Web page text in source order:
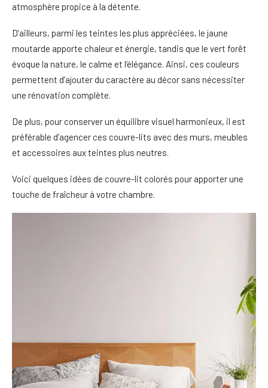
atmosphère propice à la détente.
D’ailleurs, parmi les teintes les plus appréciées, le jaune
moutarde apporte chaleur et énergie, tandis que le vert forêt
évoque la nature, le calme et l’élégance. Ainsi, ces couleurs
permettent d’ajouter du caractère au décor sans nécessiter
une rénovation complète.
De plus, pour conserver un équilibre visuel harmonieux, il est
préférable d’agencer ces couvre-lits avec des murs, meubles
et accessoires aux teintes plus neutres.
Voici quelques idées de couvre-lit colorés pour apporter une
touche de fraîcheur à votre chambre.